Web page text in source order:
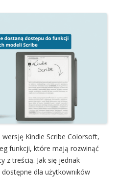
Kindle Scribe Colorsoft,
funkcji, które mają rozwinąć
z treścią. Jak się jednak
dla użytkowników